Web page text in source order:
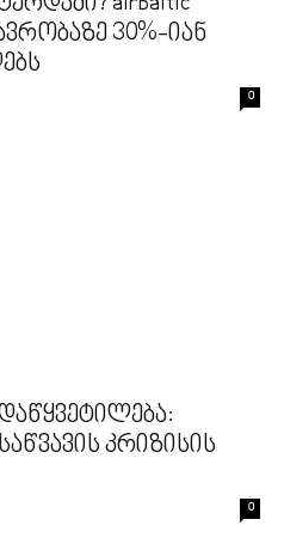
30%-იან
0
კრიზისის
0